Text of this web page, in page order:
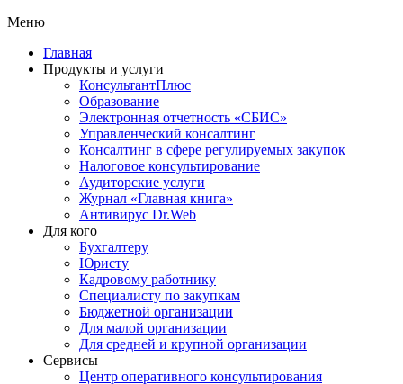
Меню
Главная
Продукты и услуги
КонсультантПлюс
Образование
Электронная отчетность «СБИС»
Управленческий консалтинг
Консалтинг в сфере регулируемых закупок
Налоговое консультирование
Аудиторские услуги
Журнал «Главная книга»
Антивирус Dr.Web
Для кого
Бухгалтеру
Юристу
Кадровому работнику
Специалисту по закупкам
Бюджетной организации
Для малой организации
Для средней и крупной организации
Сервисы
Центр оперативного консультирования